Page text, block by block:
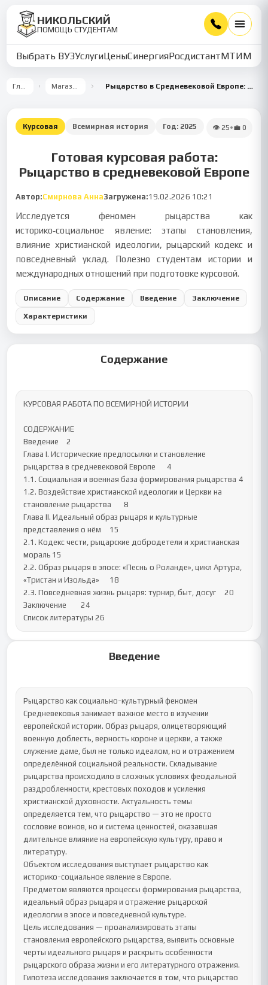
НИКОЛЬСКИЙ
ПОМОЩЬ СТУДЕНТАМ
Выбрать ВУЗУслугиЦеныСинергияРосдистантМТИММУ
Главная Магазин работ Рыцарство в Средневековой Европе: формирование, идеалы и повседневная жизнь
Курсовая Всемирная история Год: 2025 👁 25•💼 0
Готовая курсовая работа:
Рыцарство в средневековой Европе
Автор:Смирнова АннаЗагружена:19.02.2026 10:21
Исследуется феномен рыцарства как
историко‑социальное явление: этапы становления,
влияние христианской идеологии, рыцарский кодекс и
повседневный уклад. Полезно студентам истории и
международных отношений при подготовке курсовой.
Описание Содержание Введение Заключение
Характеристики
Содержание
КУРСОВАЯ РАБОТА ПО ВСЕМИРНОЙ ИСТОРИИ
СОДЕРЖАНИЕ
Введение	2
Глава I. Исторические предпосылки и становление
рыцарства в средневековой Европе	4
1.1. Социальная и военная база формирования рыцарства	4
1.2. Воздействие христианской идеологии и Церкви на
становление рыцарства	8
Глава II. Идеальный образ рыцаря и культурные
представления о нём	15
2.1. Кодекс чести, рыцарские добродетели и христианская
мораль	15
2.2. Образ рыцаря в эпосе: «Песнь о Роланде», цикл Артура,
«Тристан и Изольда»	18
2.3. Повседневная жизнь рыцаря: турнир, быт, досуг	20
Заключение	24
Список литературы	26
Введение
Рыцарство как социально-культурный феномен
Средневековья занимает важное место в изучении
европейской истории. Образ рыцаря, олицетворяющий
военную доблесть, верность короне и церкви, а также
служение даме, был не только идеалом, но и отражением
определённой социальной реальности. Складывание
рыцарства происходило в сложных условиях феодальной
раздробленности, крестовых походов и усиления
христианской духовности. Актуальность темы
определяется тем, что рыцарство — это не просто
сословие воинов, но и система ценностей, оказавшая
длительное влияние на европейскую культуру, право и
литературу.
Объектом исследования выступает рыцарство как
историко-социальное явление в Европе.
Предметом являются процессы формирования рыцарства,
идеальный образ рыцаря и отражение рыцарской
идеологии в эпосе и повседневной культуре.
Цель исследования — проанализировать этапы
становления европейского рыцарства, выявить основные
черты идеального рыцаря и раскрыть особенности
рыцарского образа жизни и его литературного отражения.
Гипотеза исследования заключается в том, что рыцарство